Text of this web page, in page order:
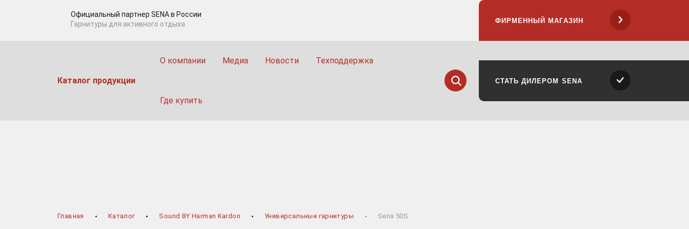
Официальный партнер SENA в Роcсии
Гарнитуры для активного отдыха
ФИРМЕННЫЙ МАГАЗИН
Каталог продукции
О компании Медиа Новости Техподдержка
Где купить
Поиск
Найти СТАТЬ ДИЛЕРОМ SENA
Главная Каталог Sound BY Harman Kardon Универсальные гарнитуры Sena 50S